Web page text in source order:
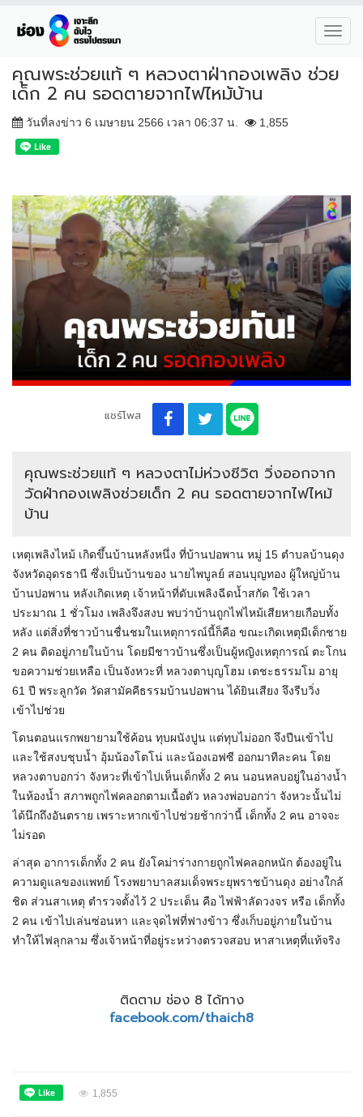
คุณพระช่วยแท้ ๆ หลวงตาฝ่ากองเพลิง ช่วย
เด็ก 2 คน รอดตายจากไฟไหม้บ้าน
วันที่ลงข่าว 6 เมษายน 2566 เวลา 06:37 น. 1,855
แชร์โพส
คุณพระช่วยแท้ ๆ หลวงตาไม่ห่วงชีวิต วิ่งออกจาก
วัดฝ่ากองเพลิงช่วยเด็ก 2 คน รอดตายจากไฟไหม้
บ้าน
เหตุเพลิงไหม้ เกิดขึ้นบ้านหลังหนึ่ง ที่บ้านปอพาน หมู่ 15 ตำบลบ้านดุง
จังหวัดอุดรธานี ซึ่งเป็นบ้านของ นายไพบูลย์ สอนบุญทอง ผู้ใหญ่บ้าน
บ้านปอพาน หลังเกิดเหตุ เจ้าหน้าที่ดับเพลิงฉีดน้ำสกัด ใช้เวลา
ประมาณ 1 ชั่วโมง เพลิงจึงสงบ พบว่าบ้านถูกไฟไหม้เสียหายเกือบทั้ง
หลัง แต่สิ่งที่ชาวบ้านชื่นชมในเหตุการณ์นี้ก็คือ ขณะเกิดเหตุมีเด็กชาย
2 คน ติดอยู่ภายในบ้าน โดยมีชาวบ้านซึ่งเป็นผู้หญิงเหตุการณ์ ตะโกน
ขอความช่วยเหลือ เป็นจังหวะที่ หลวงตาบุญโฮม เตชะธรรมโม อายุ
61 ปี พระลูกวัด วัดสามัคคีธรรมบ้านปอพาน ได้ยินเสียง จึงรีบวิ่ง
เข้าไปช่วย
โดนตอนแรกพยายามใช้ค้อน ทุบผนังปูน แต่ทุบไม่ออก จึงปีนเข้าไป
และใช้สงบชุบน้ำ อุ้มน้องโตโน่ และน้องเอฟซี ออกมาทีละคน โดย
หลวงตาบอกว่า จังหวะที่เข้าไปเห็นเด็กทั้ง 2 คน นอนหลบอยู่ในอ่างน้ำ
ในห้องน้ำ สภาพถูกไฟคลอกตามเนื้อตัว หลวงพ่อบอกว่า จังหวะนั้นไม่
ได้นึกถึงอันตราย เพราะหากเข้าไปช่วยช้ากว่านี้ เด็กทั้ง 2 คน อาจจะ
ไม่รอด
ล่าสุด อาการเด็กทั้ง 2 คน ยังโคม่าร่างกายถูกไฟคลอกหนัก ต้องอยู่ใน
ความดูแลของแพทย์ โรงพยาบาลสมเด็จพระยุพราชบ้านดุง อย่างใกล้
ชิด ส่วนสาเหตุ ตำรวจตั้งไว้ 2 ประเด็น คือ ไฟฟ้าลัดวงจร หรือ เด็กทั้ง
2 คน เข้าไปเล่นซ่อนหา และจุดไฟที่ฟางข้าว ซึ่งเก็บอยู่ภายในบ้าน
ทำให้ไฟลุกลาม ซึ่งเจ้าหน้าที่อยู่ระหว่างตรวจสอบ หาสาเหตุที่แท้จริง
ติดตาม ช่อง 8 ได้ทาง
facebook.com/thaich8
1,855